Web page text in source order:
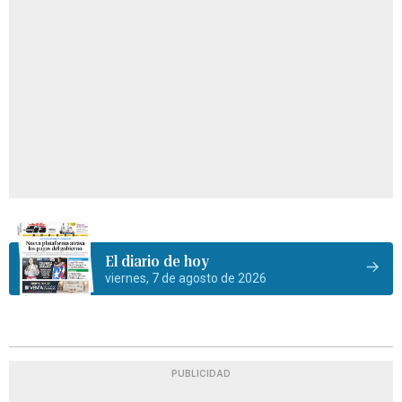
El diario de hoy
viernes, 7 de agosto de 2026
PUBLICIDAD